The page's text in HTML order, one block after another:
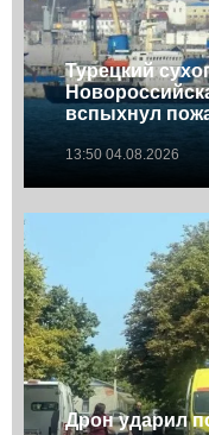
Турецкий
вспыхнул
13:50 04.08.2026
Дрон ударил